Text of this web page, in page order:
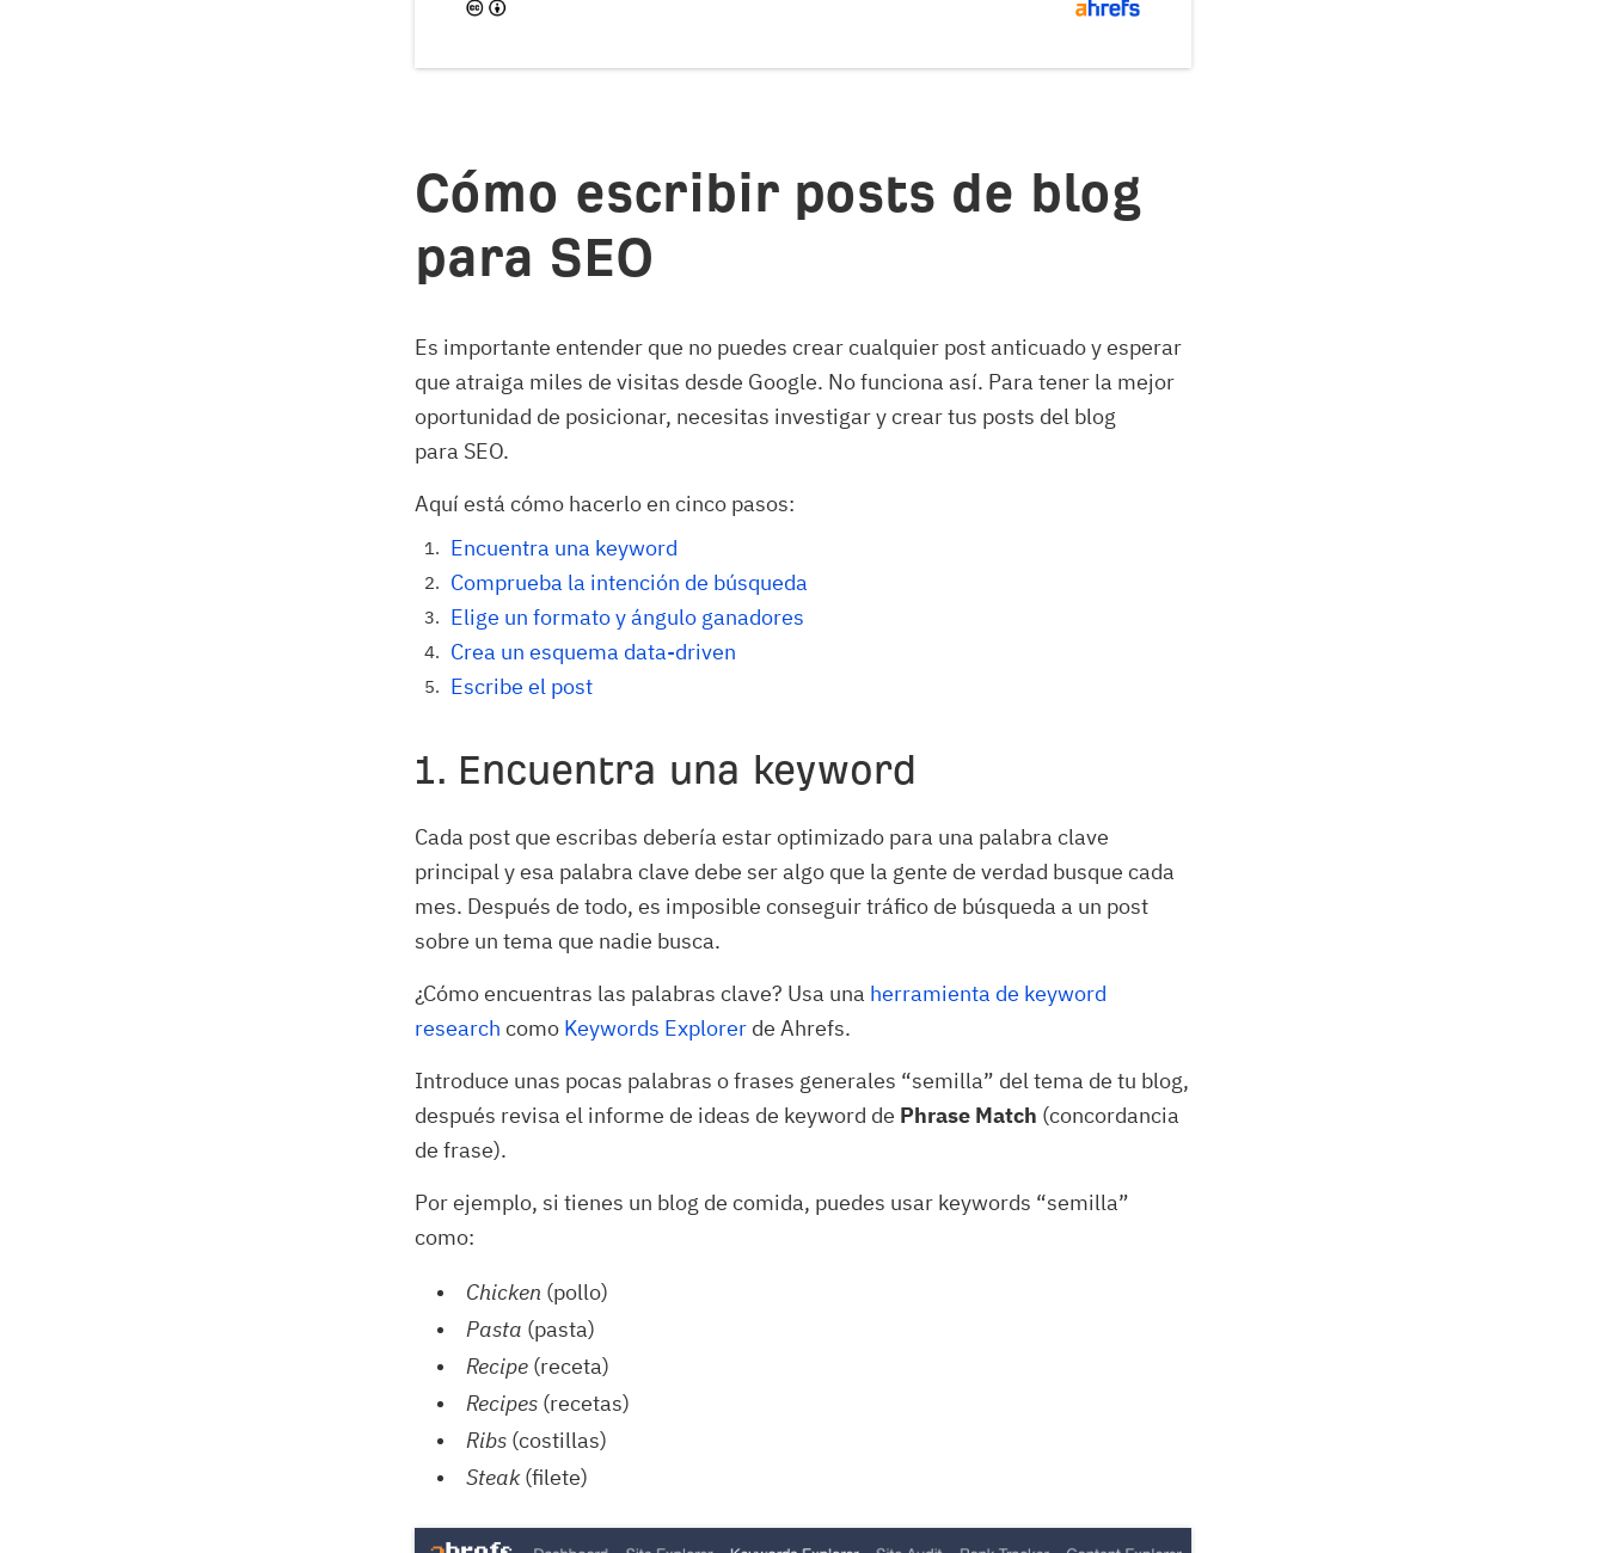
Cómo escribir posts de blog
para SEO
Es importante entender que no puedes crear cualquier post anticuado y esperar
que atraiga miles de visitas desde Google. No funciona así. Para tener la mejor
oportunidad de posicionar, necesitas investigar y crear tus posts del blog
para SEO.
Aquí está cómo hacerlo en cinco pasos:
Encuentra una keyword
Comprueba la intención de búsqueda
Elige un formato y ángulo ganadores
Crea un esquema data-driven
Escribe el post
1. Encuentra una keyword
Cada post que escribas debería estar optimizado para una palabra clave
principal y esa palabra clave debe ser algo que la gente de verdad busque cada
mes. Después de todo, es imposible conseguir tráfico de búsqueda a un post
sobre un tema que nadie busca.
¿Cómo encuentras las palabras clave? Usa una herramienta de keyword
research como Keywords Explorer de Ahrefs.
Introduce unas pocas palabras o frases generales “semilla” del tema de tu blog,
después revisa el informe de ideas de keyword de Phrase Match (concordancia
de frase).
Por ejemplo, si tienes un blog de comida, puedes usar keywords “semilla”
como:
Chicken (pollo)
Pasta (pasta)
Recipe (receta)
Recipes (recetas)
Ribs (costillas)
Steak(filete)